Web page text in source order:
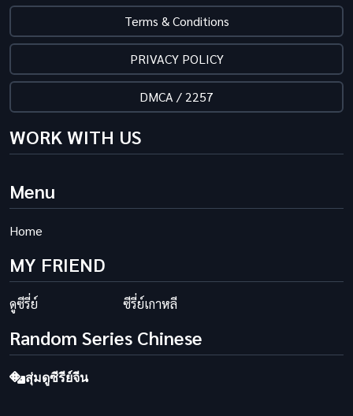
Terms & Conditions
PRIVACY POLICY
DMCA / 2257
WORK WITH US
Menu
Home
MY FRIEND
ดูซีรี่ย์ ซีรี่ย์เกาหลี
Random Series Chinese
สุ่มดูซีรีย์จีน